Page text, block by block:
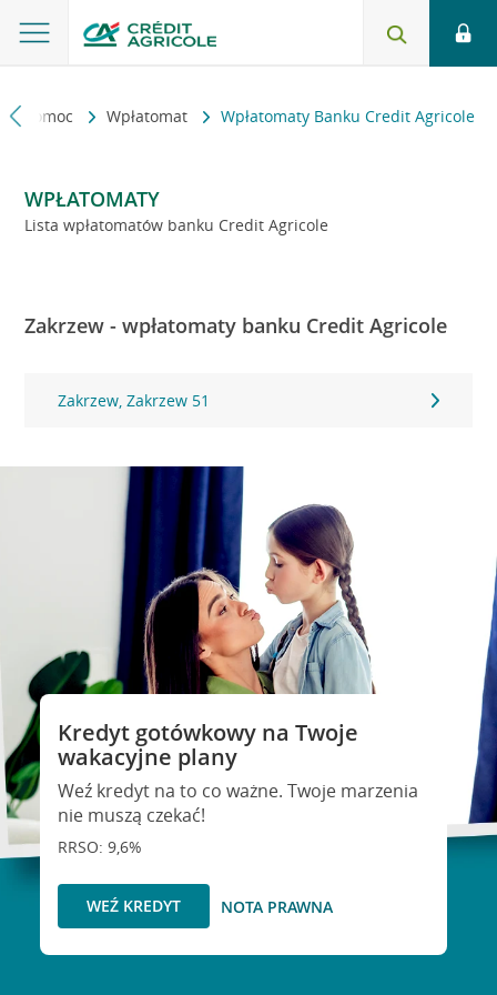
i pomoc Wpłatomat Wpłatomaty Banku Credit Agricole
WPŁATOMATY
Lista wpłatomatów banku Credit Agricole
Zakrzew - wpłatomaty banku Credit Agricole
Zakrzew, Zakrzew 51
Kredyt gotówkowy na Twoje
wakacyjne plany
Weź kredyt na to co ważne. Twoje marzenia
nie muszą czekać!
RRSO: 9,6%
WEŹ KREDYT NOTA PRAWNA